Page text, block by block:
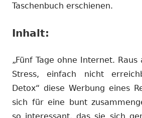
Taschenbuch erschienen.
Inhalt:
„Fünf Tage ohne Internet.
Stress, einfach nicht
Detox“ diese Werbung eines
sich für eine bunt
so interessant, das sie sich